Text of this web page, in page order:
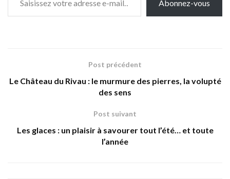
Abonnez-vous
Post précédent
Le Château du Rivau : le murmure des pierres, la volupté
des sens
Post suivant
Les glaces : un plaisir à savourer tout l’été… et toute
l’année